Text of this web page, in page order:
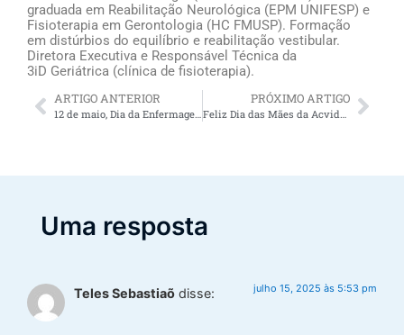
graduada em Reabilitação Neurológica (EPM UNIFESP) e
Fisioterapia em Gerontologia (HC FMUSP). Formação
em distúrbios do equilíbrio e reabilitação vestibular.
Diretora Executiva e Responsável Técnica da
3iD Geriátrica (clínica de fisioterapia).
ARTIGO ANTERIOR
12 de maio, Dia da Enfermagem: parabéns à enfermagem domiciliar para idosos!
PRÓXIMO ARTIGO
Feliz Dia das Mães da Acvida Cuidadores
Uma resposta
Teles Sebastiaõ disse: julho 15, 2025 às 5:53 pm